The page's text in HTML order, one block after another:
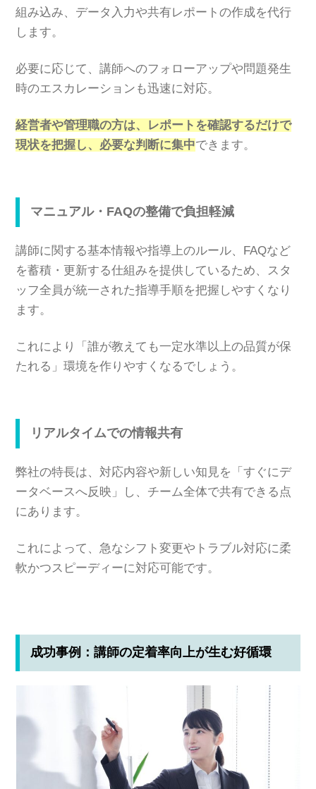
組み込み、データ入力や共有レポートの作成を代行
します。
必要に応じて、講師へのフォローアップや問題発生
時のエスカレーションも迅速に対応。
経営者や管理職の方は、レポートを確認するだけで
現状を把握し、必要な判断に集中できます。
マニュアル・FAQの整備で負担軽減
講師に関する基本情報や指導上のルール、FAQなど
を蓄積・更新する仕組みを提供しているため、スタ
ッフ全員が統一された指導手順を把握しやすくなり
ます。
これにより「誰が教えても一定水準以上の品質が保
たれる」環境を作りやすくなるでしょう。
リアルタイムでの情報共有
弊社の特長は、対応内容や新しい知見を「すぐにデ
ータベースへ反映」し、チーム全体で共有できる点
にあります。
これによって、急なシフト変更やトラブル対応に柔
軟かつスピーディーに対応可能です。
成功事例：講師の定着率向上が生む好循環